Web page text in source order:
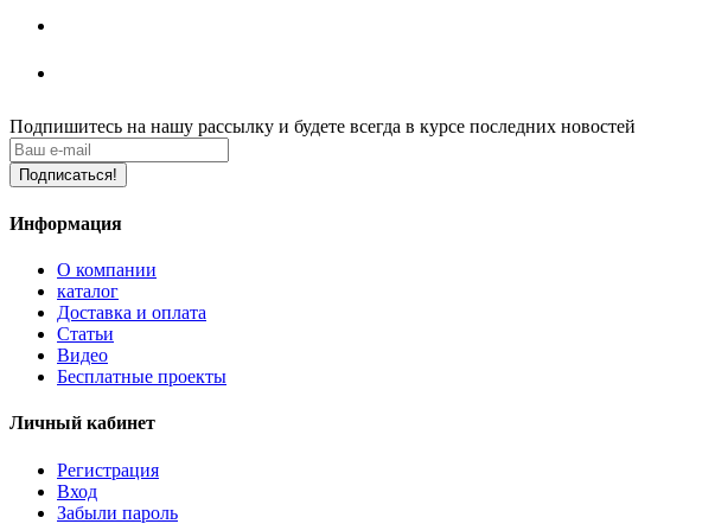
Подпишитесь на нашу рассылку и будете всегда в курсе последних новостей
Подписаться!
Информация
О компании
каталог
Доставка и оплата
Статьи
Видео
Бесплатные проекты
Личный кабинет
Регистрация
Вход
Забыли пароль